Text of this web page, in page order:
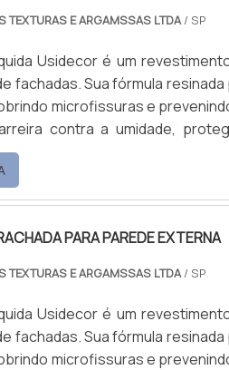
TEXTURAS E ARGAMSSAS LTDA/ SP
Usidecor é um
fachadas. Sua fórmula
microfissuras e
contra a umidade,
reduz a temperatura
o conforto térmico e
ótima cobertura, fácil
PARA PAREDE EXTERNA
TEXTURAS E ARGAMSSAS LTDA/ SP
Usidecor é um
fachadas. Sua fórmula
microfissuras e